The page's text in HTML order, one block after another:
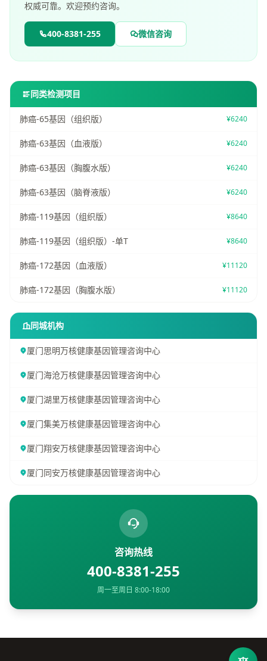
权威可靠。欢迎预约咨询。
400-8381-255 微信咨询
同类检测项目
肺癌-65基因（组织版） ¥6240
肺癌-63基因（血液版） ¥6240
肺癌-63基因（胸腹水版） ¥6240
肺癌-63基因（脑脊液版） ¥6240
肺癌-119基因（组织版） ¥8640
肺癌-119基因（组织版）-单T ¥8640
肺癌-172基因（血液版） ¥11120
肺癌-172基因（胸腹水版） ¥11120
同城机构
厦门思明万核健康基因管理咨询中心
厦门海沧万核健康基因管理咨询中心
厦门湖里万核健康基因管理咨询中心
厦门集美万核健康基因管理咨询中心
厦门翔安万核健康基因管理咨询中心
厦门同安万核健康基因管理咨询中心
咨询热线
400-8381-255
周一至周日 8:00-18:00